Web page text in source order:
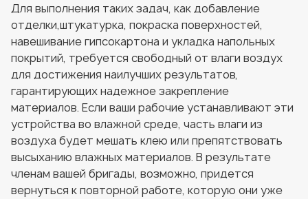
Для выполнения таких задач, как добавление
отделки,штукатурка, покраска поверхностей,
навешивание гипсокартона и укладка напольных
покрытий, требуется свободный от влаги воздух
для достижения наилучших результатов,
гарантирующих надежное закрепление
материалов. Если ваши рабочие устанавливают эти
устройства во влажной среде, часть влаги из
воздуха будет мешать клею или препятствовать
высыханию влажных материалов. В результате
членам вашей бригады, возможно, придется
вернуться к повторной работе, которую они уже